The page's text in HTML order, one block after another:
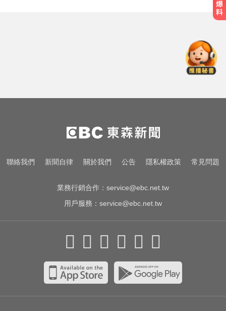
愛玩車／凱旋雙車登場 660新動力
更順暢
白海豚逼近放颱風假？蔣萬安說話
聯絡我們 新聞自律 關於我們 公告 隱私權政策 常見問題
業務行銷合作： service@ebc.net.tw
用戶服務： service@ebc.net.tw